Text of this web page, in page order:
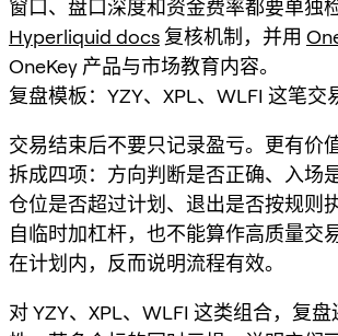
窗口、盘口深度和资金费率都要单独
Hyperliquid docs 复核机制，并用
OneKey 产品与市场教育内容。
复盘模板：YZY、XPL、WLFI 这笔交
交易结束后不要只记录盈亏。更有价
拆成四项：方向判断是否正确、入场
仓位是否超过计划、退出是否按规则
自临时加杠杆，也不能算作高质量交
在计划内，反而说明流程有效。
对 YZY、XPL、WLFI 这类组合，复